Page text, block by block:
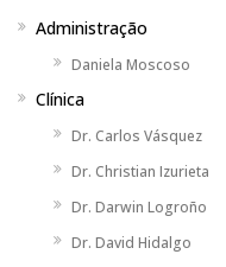
Administração
Daniela Moscoso
Clínica
Dr. Carlos Vásquez
Dr. Christian Izurieta
Dr. Darwin Logroño
Dr. David Hidalgo